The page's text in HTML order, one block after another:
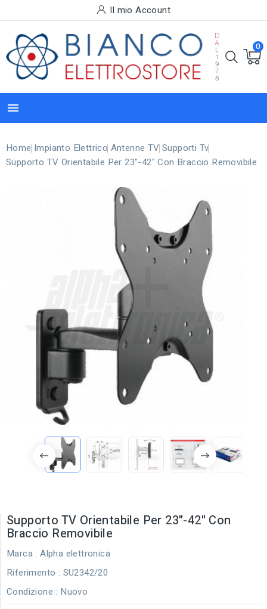
Il mio Account
0

Home Impianto Elettrico Antenne TV Supporti Tv
Supporto TV Orientabile Per 23"-42" Con Braccio Removibile
Supporto TV Orientabile Per 23"-42" Con
Braccio Removibile
Marca : Alpha elettronica
Riferimento : SU2342/20
Condizione : Nuovo